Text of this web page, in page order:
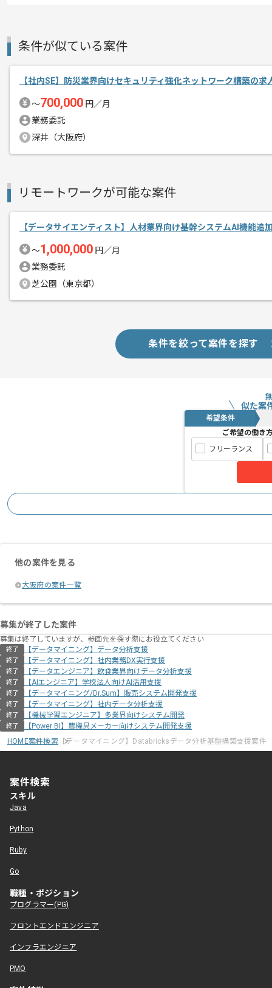
経験豊富なエンジニアと成長が出来る
条件が似ている案件
【社内SE】防災業界向けセキュリティ強化ネットワーク構築の求
〜700,000 円／月
業務委託
深井（大阪府）
リモートワークが可能な案件
【データサイエンティスト】人材業界向け基幹システムAI機能追
〜1,000,000 円／月
業務委託
芝公園（東京都）
条件を絞って案件を探す
似た案
希望条件
ご希望の働き
フリーランス
他の案件を見る
大阪府の案件一覧
募集が終了した案件
募集は終了していますが、参画先を探す際にお役立てください
終了 【データマイニング】データ分析支援
終了 【データマイニング】社内業務DX実行支援
終了 【データエンジニア】飲食業界向けデータ分析支援
終了 【AIエンジニア】学校法人向けAI活用支援
終了 【データマイニング/Dr.Sum】販売システム開発支援
終了 【データマイニング】社内データ分析支援
終了 【機械学習エンジニア】多業界向けシステム開発
終了
【Power BI】農機具メーカー向けシステム開発支援
HOME案件検索【データマイニング】Databricksデータ分析基盤構築支援案件
案件検索
スキル
Java
Python
Ruby
Go
職種・ポジション
プログラマー(PG)
フロントエンドエンジニア
インフラエンジニア
PMO